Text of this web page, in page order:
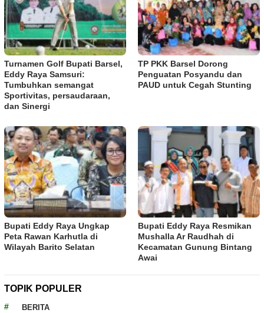
Turnamen Golf Bupati Barsel,
Eddy Raya Samsuri:
Tumbuhkan semangat
Sportivitas, persaudaraan,
dan Sinergi
TP PKK Barsel Dorong
Penguatan Posyandu dan
PAUD untuk Cegah Stunting
Bupati Eddy Raya Ungkap
Peta Rawan Karhutla di
Wilayah Barito Selatan
Bupati Eddy Raya Resmikan
Mushalla Ar Raudhah di
Kecamatan Gunung Bintang
Awai
TOPIK POPULER
BERITA